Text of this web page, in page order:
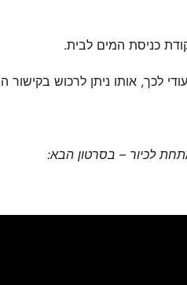
כניסת המים לבית.
לכך, אותו ניתן לרכוש בקישור
לכיור – בסרטון הבא: